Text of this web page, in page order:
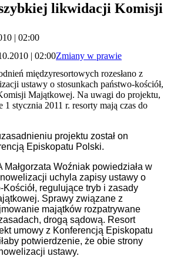
likwidacji Komisji
| 02:00
| 02:00Zmiany w prawie
międzyresortowych rozesłano z
ustawy o stosunkach państwo-kościół,
Majątkowej. Na uwagi do projektu,
stycznia 2011 r. resorty mają czas do
projektu został on
Episkopatu Polski.
Woźniak powiedziała w
uchyla zapisy ustawy o
regulujące tryb i zasady
Sprawy związane z
majątków rozpatrywane
drogą sądową. Resort
umowy z Konferencją Episkopatu
potwierdzenie, że obie strony
ustawy.